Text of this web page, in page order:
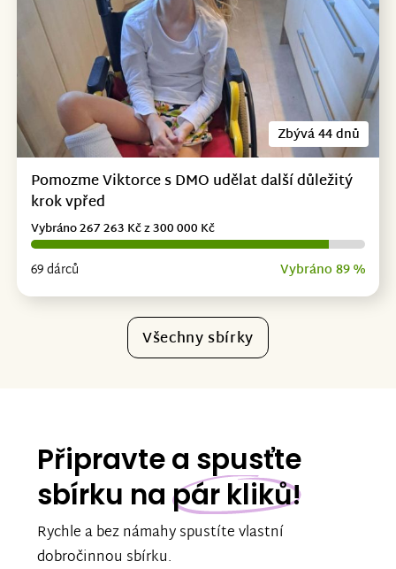
Zbývá 44 dnů
Pomozme Viktorce s DMO udělat další důležitý
krok vpřed
69 dárců Vybráno 89 %
Vybráno 267 263 Kč z 300 000 Kč
Všechny sbírky
Připravte a spusťte
sbírku na pár kliků!
Rychle a bez námahy spustíte vlastní
dobročinnou sbírku.